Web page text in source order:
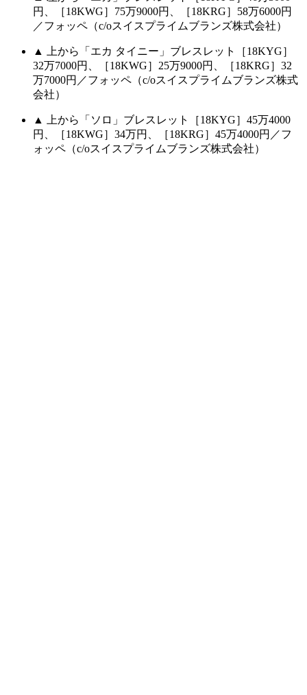
円、［18KWG］75万9000円、［18KRG］58万6000円
／フォッペ（c/oスイスプライムブランズ株式会社）
▲ 上から「エカ タイニー」ブレスレット［18KYG］
32万7000円、［18KWG］25万9000円、［18KRG］32
万7000円／フォッペ（c/oスイスプライムブランズ株式
会社）
▲ 上から「ソロ」ブレスレット［18KYG］45万4000
円、［18KWG］34万円、［18KRG］45万4000円／フ
ォッペ（c/oスイスプライムブランズ株式会社）